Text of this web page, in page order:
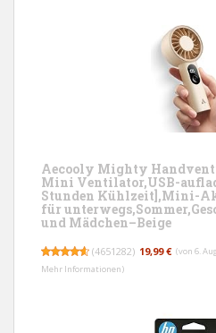
Aecooly Mighty
Mini Ventilator,USB-
Stunden Kühlzeit],Mini-
für
und Mädchen–Beige
(4651282) 19,99 € (von 6.
Mehr Informationen)